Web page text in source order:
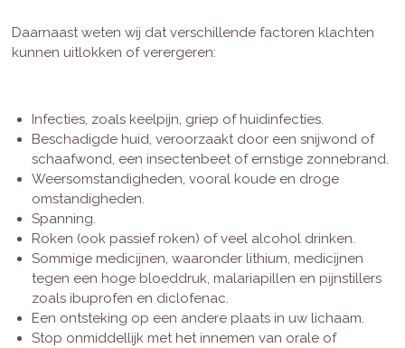
Daarnaast weten wij dat verschillende factoren klachten
kunnen uitlokken of verergeren:
Infecties, zoals keelpijn, griep of huidinfecties.
Beschadigde huid, veroorzaakt door een snijwond of
schaafwond, een insectenbeet of ernstige zonnebrand.
Weersomstandigheden, vooral koude en droge
omstandigheden.
Spanning.
Roken (ook passief roken) of veel alcohol drinken.
Sommige medicijnen, waaronder lithium, medicijnen
tegen een hoge bloeddruk, malariapillen en pijnstillers
zoals ibuprofen en diclofenac.
Een ontsteking op een andere plaats in uw lichaam.
Stop onmiddellijk met het innemen van orale of